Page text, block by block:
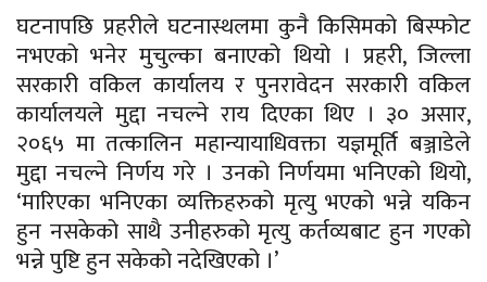
घटनापछि प्रहरीले घटनास्थलमा कुनै किसिमको बिस्फोट
नभएको भनेर मुचुल्का बनाएको थियो । प्रहरी, जिल्ला
सरकारी वकिल कार्यालय र पुनरावेदन सरकारी वकिल
कार्यालयले मुद्दा नचल्ने राय दिएका थिए । ३० असार,
२०६५ मा तत्कालिन महान्यायाधिवक्ता यज्ञमूर्ति बञ्जाडेले
मुद्दा नचल्ने निर्णय गरे । उनको निर्णयमा भनिएको थियो,
‘मारिएका भनिएका व्यक्तिहरुको मृत्यु भएको भन्ने यकिन
हुन नसकेको साथै उनीहरुको मृत्यु कर्तव्यबाट हुन गएको
भन्ने पुष्टि हुन सकेको नदेखिएको ।’